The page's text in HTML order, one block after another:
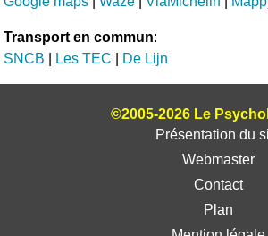
Transport en commun:
SNCB
Les TEC De Lijn
©2005-2026 Le
Présentation du
Webmaster
Contact
Plan